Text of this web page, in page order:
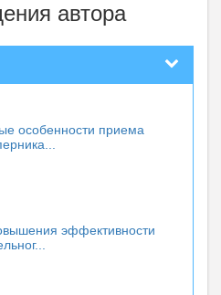
автора
особенности приема
эффективности